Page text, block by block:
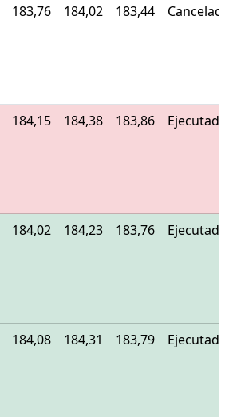
183,76 184,02 183,44
184,15 184,38 183,86 Ejecutado
184,02 184,23 183,76 Ejecutado
184,08 184,31 183,79 Ejecutado